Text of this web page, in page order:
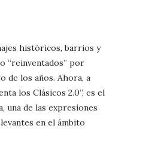
históricos, barrios y
“reinventados” por
de los años. Ahora, a
los Clásicos 2.0”, es el
una de las expresiones
en el ámbito